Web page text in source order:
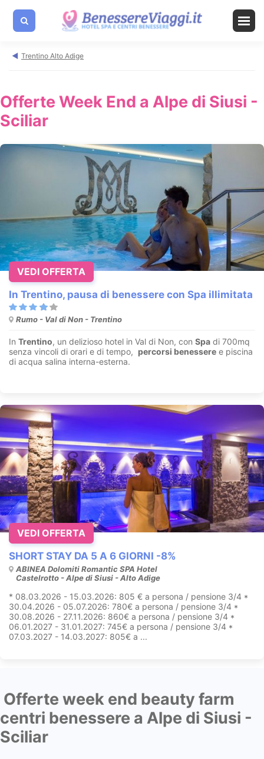
Trentino Alto Adige
Offerte Week End a Alpe di Siusi -
Sciliar
In Trentino, pausa di benessere con Spa illimitata
Rumo - Val di Non - Trentino
In Trentino, un delizioso hotel in Val di Non, con Spa di 700mq
senza vincoli di orari e di tempo, percorsi benessere e piscina
di acqua salina interna-esterna.
VEDI OFFERTA
SHORT STAY DA 5 A 6 GIORNI -8%
ABINEA Dolomiti Romantic SPA Hotel
Castelrotto - Alpe di Siusi - Alto Adige
* 08.03.2026 - 15.03.2026: 805 € a persona / pensione 3/4 *
30.04.2026 - 05.07.2026: 780€ a persona / pensione 3/4 *
30.08.2026 - 27.11.2026: 860€ a persona / pensione 3/4 *
06.01.2027 - 31.01.2027: 745€ a persona / pensione 3/4 *
07.03.2027 - 14.03.2027: 805€ a ...
VEDI OFFERTA
Offerte week end beauty farm
centri benessere a Alpe di Siusi -
Sciliar